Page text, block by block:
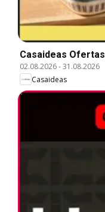
Casaideas Ofertas
02.08.2026-31.08.2026
Casaideas